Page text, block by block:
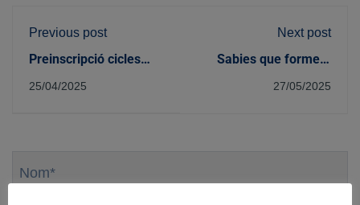
Previous post
Preinscripció cicles
2025/26
25/04/2025
Next post
Sabies que formem
27/05/2025